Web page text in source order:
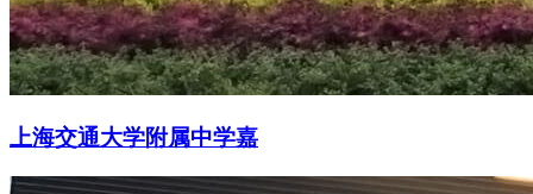
上海交通大学附属中学嘉